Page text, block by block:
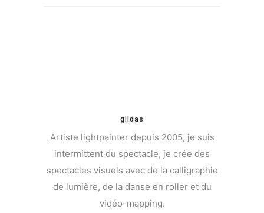
gildas
Artiste lightpainter depuis 2005, je suis
intermittent du spectacle, je crée des
spectacles visuels avec de la calligraphie
de lumière, de la danse en roller et du
vidéo-mapping.